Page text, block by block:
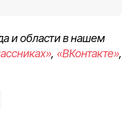
и области в нашем
, «ВКонтакте»,